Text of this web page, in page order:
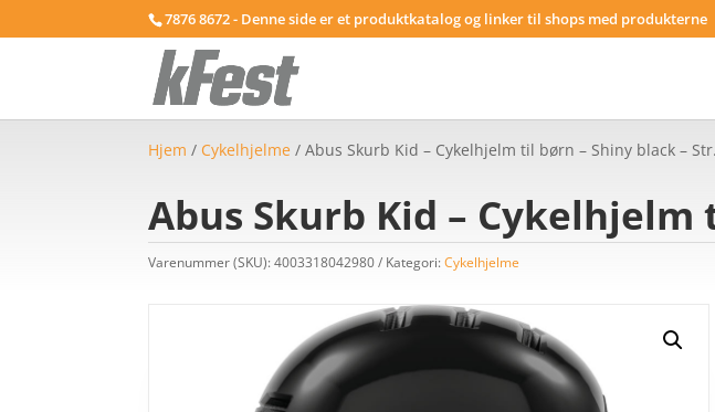
7876 8672 - Denne side er et produktkatalog og linker til shops med produkterne
Hjem / Cykelhjelme / Abus Skurb Kid – Cykelhjelm til børn – Shiny black –
Abus Skurb Kid –
Varenummer (SKU):4003318042980 Kategori:Cykelhjelme